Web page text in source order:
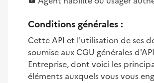
Conditions générales :
Cette API et l'utilisation de ses
soumise aux CGU générales d'API
Entreprise, dont voici les
éléments auxquels vous vous